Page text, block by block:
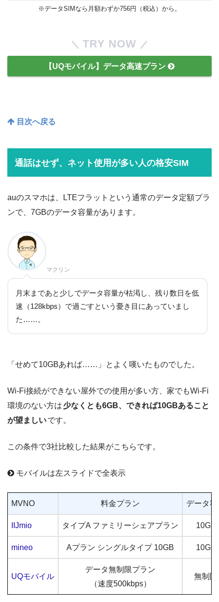
※データSIMなら月額わずか756円（税込）から。
TRY NOW
【UQモバイル】データ高速プラン
目次へ戻る
通話はせず、ネット使用が多い人の格安SIM
auのスマホは、LTEフラットという通常のデータ定額プラ
ンで、7GBのデータ容量があります。
マクリン
月末まであと少しでデータ容量が枯渇し、残り数日を低
速（128kbps）で過ごすという憂き目にあっていまし
た……。
「せめて10GBあれば……」とよく嘆いたものでした。
Wi-Fi接続ができない屋外での使用が多い方、家でもWi-Fi
環境のない方は 少なくとも6GB、できれば10GBあること
が望ましいです。
この条件で3社比較した結果がこちらです。
モバイルは左スライドで全表示
MVNO 料金プラン データ容
IIJmio タイプA ファミリーシェアプラン 10GB
mineo Aプラン シングルタイプ 10GB 10GB
UQモバイル
データ無制限プラン
（速度500kbps）
無制限